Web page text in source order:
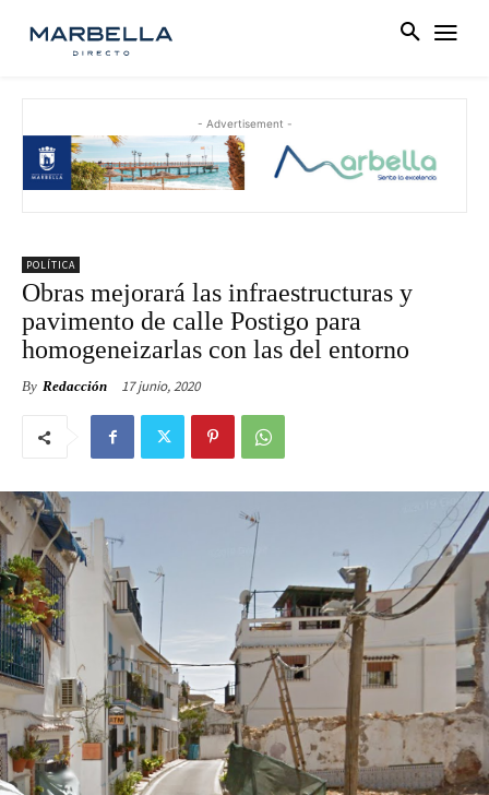
- Advertisement -
POLÍTICA
Obras mejorará las infraestructuras y
pavimento de calle Postigo para
homogeneizarlas con las del entorno
By Redacción 17 junio, 2020